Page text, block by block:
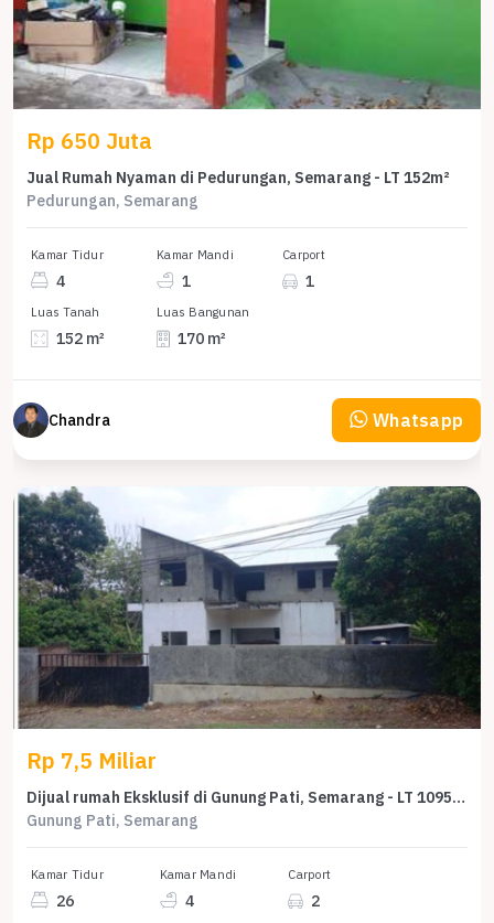
Rp 650 Juta
Jual Rumah Nyaman di Pedurungan, Semarang - LT 152m²
Pedurungan, Semarang
Kamar Tidur
4
Kamar Mandi
1
Carport
1
Luas Tanah
152 m²
Luas Bangunan
170 m²
Chandra Whatsapp
Rp 7,5 Miliar
Dijual rumah Eksklusif di Gunung Pati, Semarang - LT 1095m²
Gunung Pati, Semarang
Kamar Tidur
26
Kamar Mandi
4
Carport
2